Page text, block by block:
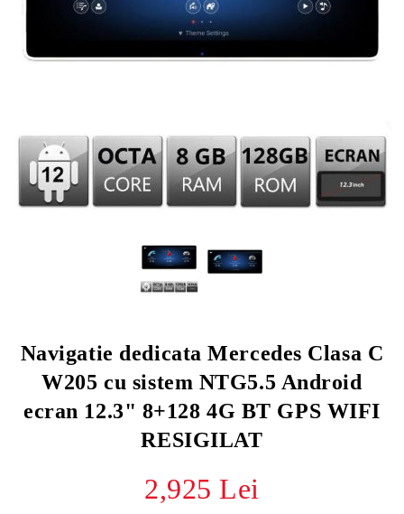
Navigatie dedicata Mercedes Clasa C
W205 cu sistem NTG5.5 Android
ecran 12.3" 8+128 4G BT GPS WIFI
RESIGILAT
2,925 Lei